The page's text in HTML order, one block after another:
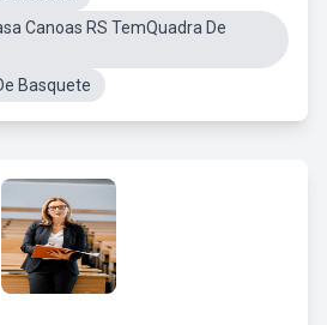
Canoas RS TemQuadra De
Basquete